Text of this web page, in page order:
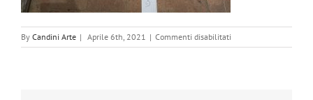
By Candini Arte | Aprile 6th, 2021 | Commenti disabilitati
Formigine